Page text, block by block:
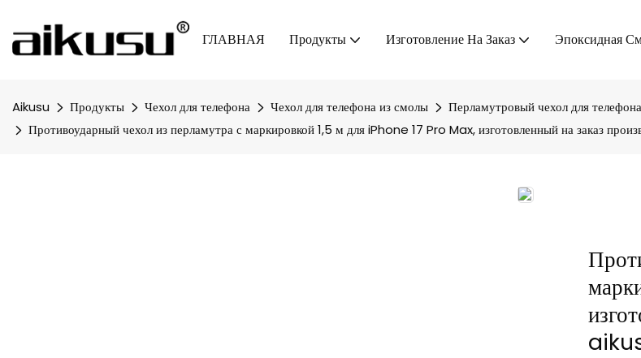
ГЛАВНАЯ Продукты Изготовление На Заказ Эпоксидная
Aikusu Продукты Чехол для телефона Чехол для телефона из смолы
Перламутровый чехол для телефона
Противоударный чехол из перламутра с маркировкой 1,5 м для iPhone 17 Pro Max, изготовленный на заказ